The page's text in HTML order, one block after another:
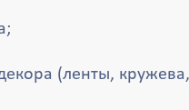
(ленты,